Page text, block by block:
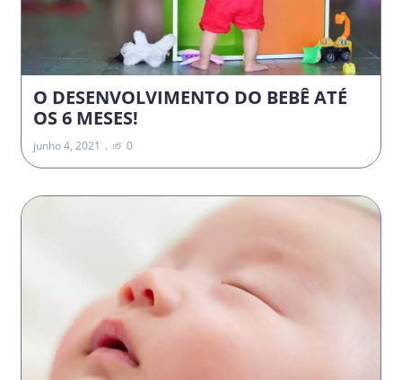
O DESENVOLVIMENTO DO BEBÊ ATÉ
OS 6 MESES!
junho 4, 2021 0